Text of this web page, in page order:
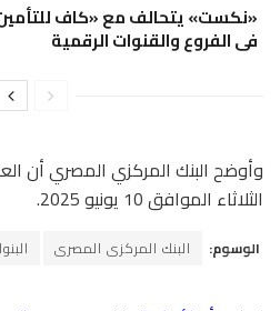
«نكست» يتحالف مع «كاف
فى الفروع والقنوات الرقمية
وأوضح البنك المركزي المصري أن
الثلاثاء الموافق 10 يونيو 2025.
الوسوم: البنك المركزى المصرى